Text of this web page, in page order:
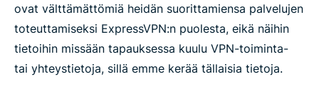
ovat välttämättömiä heidän suorittamiensa palvelujen
toteuttamiseksi ExpressVPN:n puolesta, eikä näihin
tietoihin missään tapauksessa kuulu VPN-toiminta-
tai yhteystietoja, sillä emme kerää tällaisia tietoja.